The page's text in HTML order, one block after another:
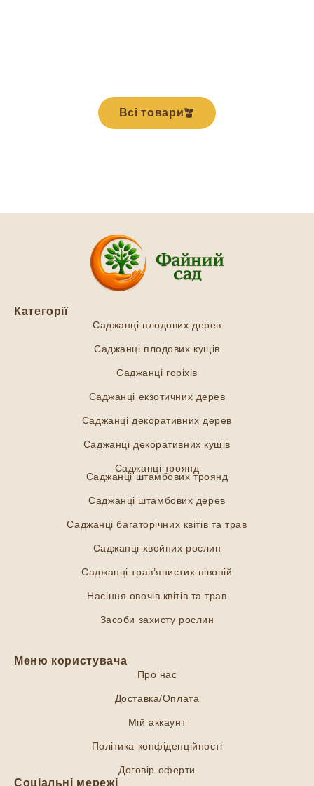
Всі товари
Категорії
Саджанці плодових дерев
Саджанці плодових кущів
Саджанці горіхів
Саджанці екзотичних дерев
Саджанці декоративних дерев
Саджанці декоративних кущів
Саджанці троянд
Саджанці штамбових троянд
Саджанці штамбових дерев
Саджанці багаторічних квітів та трав
Саджанці хвойних рослин
Саджанці трав’янистих півоній
Насіння овочів квітів та трав
Засоби захисту рослин
Меню користувача
Про нас
Доставка/Оплата
Мій аккаунт
Політика конфіденційності
Договір оферти
Соціальні мережі